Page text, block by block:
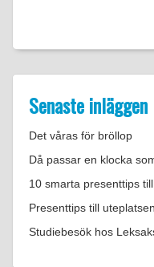
Senaste inläggen
Det våras för bröllop
Då passar en klocka
10 smarta presenttips
Presenttips till
Studiebesök hos